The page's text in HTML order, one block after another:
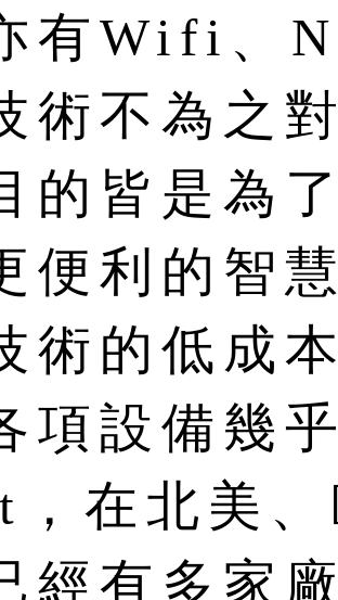
有Wifi、
術不為之
的皆是為
便利的智
術的低成
項設備幾
，在北美
經有多家